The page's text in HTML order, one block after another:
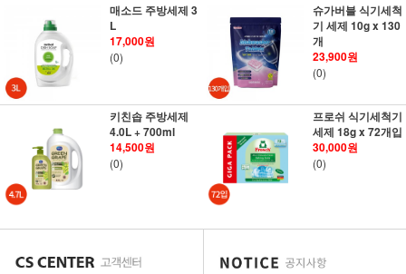
매소드 주방세제 3
L
17,000원
(0)
슈가버블 식기세척
기 세제 10g x 130
개
23,900원
(0)
키친솝 주방세제
4.0L + 700ml
14,500원
(0)
프로쉬 식기세척기
세제 18g x 72개입
30,000원
(0)